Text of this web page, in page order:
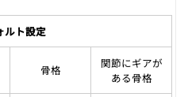
ルト設定
骨格
関節にギアが
ある骨格